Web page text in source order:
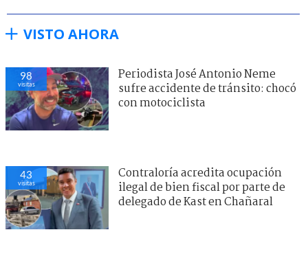
VISTO AHORA
98
visitas
Periodista José Antonio Neme
sufre accidente de tránsito: chocó
con motociclista
43
visitas
Contraloría acredita ocupación
ilegal de bien fiscal por parte de
delegado de Kast en Chañaral